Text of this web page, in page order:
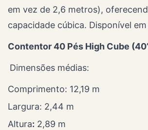
em vez de 2,6 metros),
capacidade cúbica. Disponível
Contentor 40 Pés High Cube
Dimensões médias:
Comprimento: 12,19 m
Largura: 2,44 m
Altura: 2,89 m